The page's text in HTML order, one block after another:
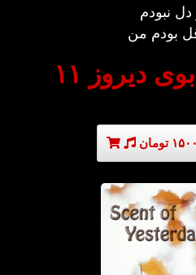
دل نبودم
بودم من
بوی دیروز ۱۱